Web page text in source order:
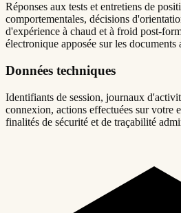
Réponses aux tests et entretiens de
comportementales, décisions
d'expérience à chaud et à froid post-
électronique apposée sur les documents
Données techniques
Identifiants de session, journaux
connexion, actions effectuées sur votre
finalités de sécurité et de traçabilité